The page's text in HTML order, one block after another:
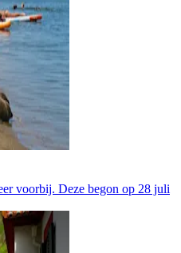
voorbij. Deze begon op 28 juli